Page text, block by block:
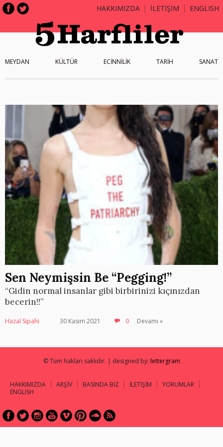
HAKKIMIZDA İLETİŞİM ENGLISH
MEYDAN KÜLTÜR ECİNNİLİK TARİH SANAT
Sen Neymişsin Be “Pegging!”
“Gidin normal insanlar gibi birbirinizi kıçınızdan
becerin!!”
Hazal Sipahi 30 Kasım 2021 0 Devamı »
© Tüm hakları saklıdır. | designed by: lettergram
HAKKIMIZDA ARŞİV BASINDA BİZ İLETİŞİM
YORUMLAR
ENGLISH